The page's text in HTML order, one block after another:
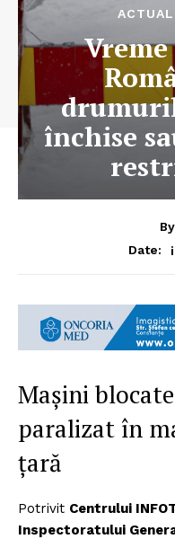
închise
Date:
Mașini
paralizat în
țară
Potrivit Centrului
Inspectoratului